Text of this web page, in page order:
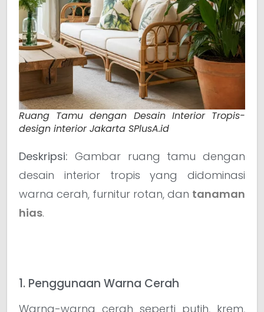
Ruang Tamu dengan Desain Interior Tropis-
design interior Jakarta SPlusA.id
Deskripsi: Gambar ruang tamu dengan
desain interior tropis yang didominasi
warna cerah, furnitur rotan, dan tanaman
hias.
1. Penggunaan Warna Cerah
Warna-warna cerah seperti putih, krem,